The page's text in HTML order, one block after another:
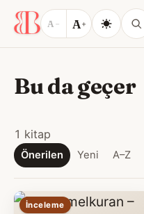
A − A+
Bu da geçer
1 kitap
Önerilen Yeni A–Z
İnceleme